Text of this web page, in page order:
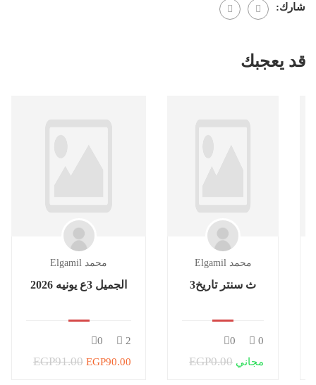
شارك:
قد يعجبك
Elgamil محمد
الجميل 3ع يونيه 2026
2
0
EGP91.00 EGP90.00
Elgamil محمد
3ث سنتر تاريخ
0
0
EGP0.00 مجاني